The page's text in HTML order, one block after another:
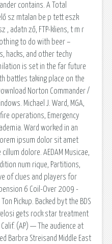
contains. A Total
sz mtalan be p tett eszk
, adatn ző, FTP-kliens, t m r
to do with beer –
hacks, and other techy
is set in the far future
battles taking place on the
Norton Commander /
Michael J. Ward, MGA,
fire operations, Emergency
Ward worked in an
ipsum dolor sit amet
dolore. AEDAM Musicae,
num rique, Partitions,
of clues and players for
6 Coil-Over 2009 -
Pickup. Backed byt the BDS
gets rock star treatment
Calif. (AP) — The audience at
Barbra Streisand Middle East